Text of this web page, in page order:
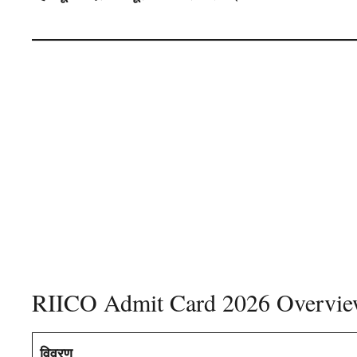
RIICO Admit Card 2026
विवरण